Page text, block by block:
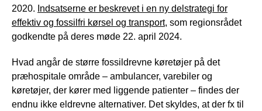
2020. Indsatserne er beskrevet i en ny delstrategi for
effektiv og fossilfri kørsel og transport, som regionsrådet
godkendte på deres møde 22. april 2024.
Hvad angår de større fossildrevne køretøjer på det
præhospitale område – ambulancer, varebiler og
køretøjer, der kører med liggende patienter – findes der
endnu ikke eldrevne alternativer. Det skyldes, at der fx til